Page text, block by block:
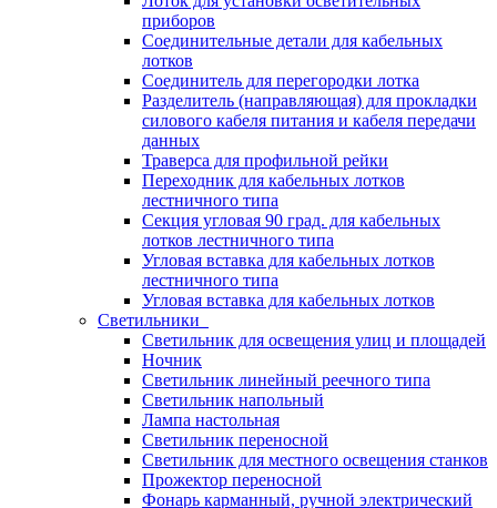
приборов
Соединительные детали для кабельных
лотков
Соединитель для перегородки лотка
Разделитель (направляющая) для прокладки
силового кабеля питания и кабеля передачи
данных
Траверса для профильной рейки
Переходник для кабельных лотков
лестничного типа
Секция угловая 90 град. для кабельных
лотков лестничного типа
Угловая вставка для кабельных лотков
лестничного типа
Угловая вставка для кабельных лотков
Светильники
Светильник для освещения улиц и площадей
Ночник
Светильник линейный реечного типа
Светильник напольный
Лампа настольная
Светильник переносной
Светильник для местного освещения станков
Прожектор переносной
Фонарь карманный, ручной электрический